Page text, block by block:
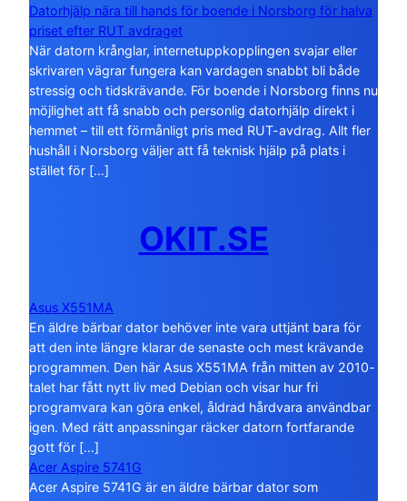
Datorhjälp nära till hands för boende i Norsborg för halva
priset efter RUT avdraget
När datorn krånglar, internetuppkopplingen svajar eller
skrivaren vägrar fungera kan vardagen snabbt bli både
stressig och tidskrävande. För boende i Norsborg finns nu
möjlighet att få snabb och personlig datorhjälp direkt i
hemmet – till ett förmånligt pris med RUT-avdrag. Allt fler
hushåll i Norsborg väljer att få teknisk hjälp på plats i
stället för […]
OKIT.SE
Asus X551MA
En äldre bärbar dator behöver inte vara uttjänt bara för
att den inte längre klarar de senaste och mest krävande
programmen. Den här Asus X551MA från mitten av 2010-
talet har fått nytt liv med Debian och visar hur fri
programvara kan göra enkel, åldrad hårdvara användbar
igen. Med rätt anpassningar räcker datorn fortfarande
gott för […]
Acer Aspire 5741G
Acer Aspire 5741G är en äldre bärbar dator som